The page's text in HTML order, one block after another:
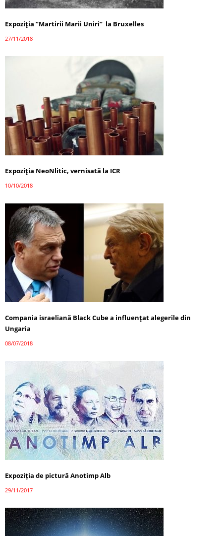
Expoziția ”Martirii Marii Uniri” la Bruxelles
27/11/2018
Expoziţia NeoNlitic, vernisată la ICR
10/10/2018
Compania israeliană Black Cube a influențat alegerile din
Ungaria
08/07/2018
Expoziția de pictură Anotimp Alb
29/11/2017